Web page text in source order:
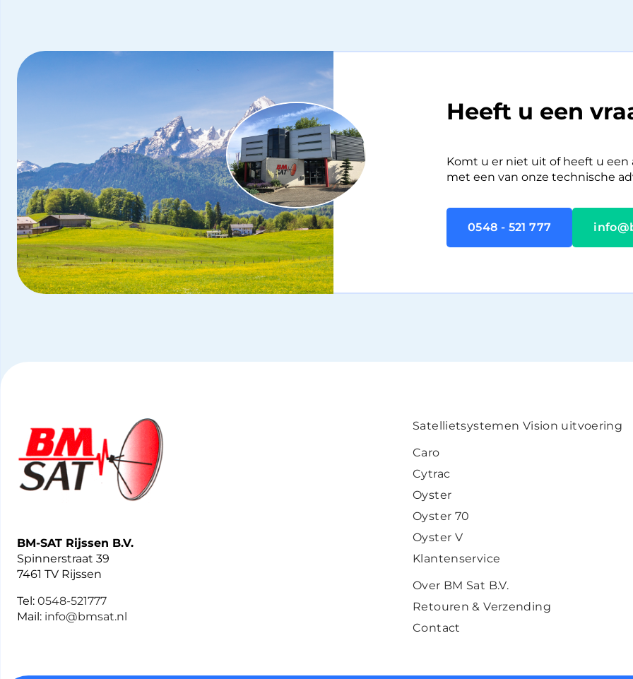
Heeft u een
Komt u er niet uit of heeft u
met een van onze technische
0548 - 521 777
BM-SAT Rijssen B.V.
Spinnerstraat 39
7461 TV Rijssen
Tel: 0548-521777
Mail: info@bmsat.nl
Satellietsystemen Vision uitvoering
Caro
Cytrac
Oyster
Oyster 70
Oyster V
Klantenservice
Over BM Sat B.V.
Retouren & Verzending
Contact